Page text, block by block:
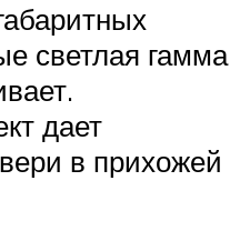
светлая гамма
дает
в прихожей